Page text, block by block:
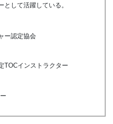
として活躍している。
ー認定協会
インストラクター